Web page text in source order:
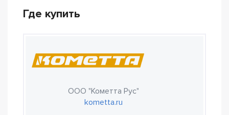
Где купить
ООО "Кометта Рус"
kometta.ru